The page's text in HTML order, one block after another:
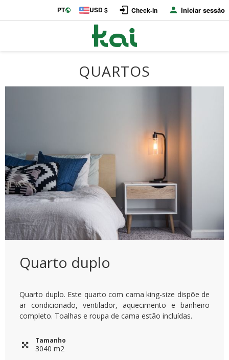
PT USD $ Check-in Iniciar sessão
QUARTOS
Quarto duplo
Quarto duplo. Este quarto com cama king-size dispõe de
ar condicionado, ventilador, aquecimento e banheiro
completo. Toalhas e roupa de cama estão incluídas.
Tamanho
3040 m2